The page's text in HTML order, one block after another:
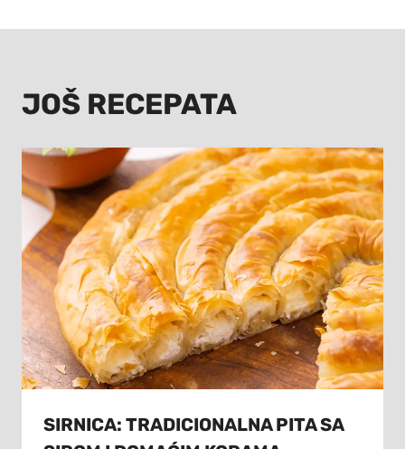
JOŠ RECEPATA
SIRNICA: TRADICIONALNA PITA SA